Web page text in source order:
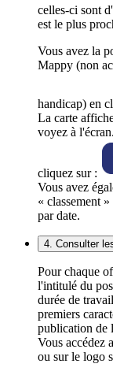
celles-ci sont
est le plus
Vous avez la
Mappy (non
handicap) en
La carte
voyez à
cliquez sur :
Vous avez
« classement
par date.
4. Consulter
Pour chaque
l'intitulé du
durée de
premiers
publication de
Vous accédez
ou sur le logo